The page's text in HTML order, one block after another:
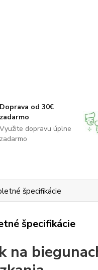
Doprava od 30€
zadarmo
Využite dopravu úplne
zadarmo
špecifikácie
špecifikácie
na